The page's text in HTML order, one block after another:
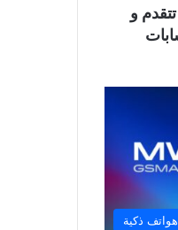
آبل تُغيّر خططها.. معالجات M7 تتقدم و
هواتف ذكية